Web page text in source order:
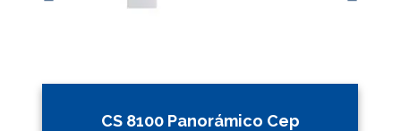
CS 8100 Panorámico Cep